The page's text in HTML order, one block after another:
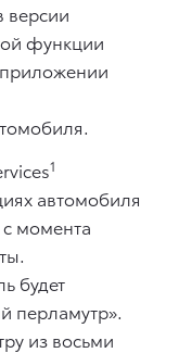
версии
функции
1
автомобиля
с момента
будет
перламутр».
из восьми